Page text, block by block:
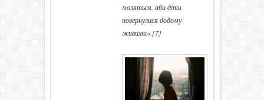
моляться, аби діти
повернулися додому
живими».[7]